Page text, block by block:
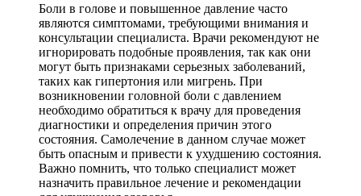
Боли в голове и повышенное давление часто
являются симптомами, требующими внимания и
консультации специалиста. Врачи рекомендуют не
игнорировать подобные проявления, так как они
могут быть признаками серьезных заболеваний,
таких как гипертония или мигрень. При
возникновении головной боли с давлением
необходимо обратиться к врачу для проведения
диагностики и определения причин этого
состояния. Самолечение в данном случае может
быть опасным и привести к ухудшению состояния.
Важно помнить, что только специалист может
назначить правильное лечение и рекомендации